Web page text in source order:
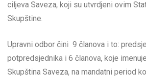
ciljeva Saveza, koji su utvrdjeni ovim
Skupštine.
Upravni odbor čini 9 članova i to:
potpredsjednika i 6 članova, koje
Skupština Saveza, na mandatni period